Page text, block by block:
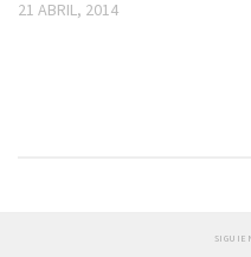
21 ABRIL, 2014